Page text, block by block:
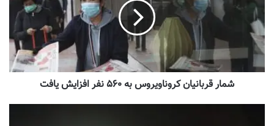
شمار قربانیان کروناویروس به ۵۶۰ نفر افزایش یافت